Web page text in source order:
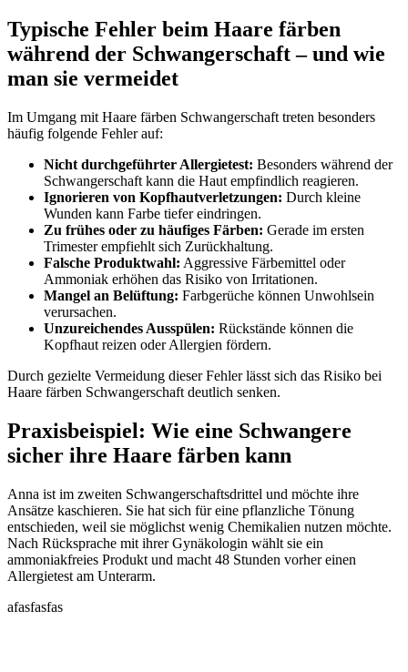
Typische Fehler beim Haare färben
während der Schwangerschaft – und wie
man sie vermeidet
Im Umgang mit Haare färben Schwangerschaft treten besonders
häufig folgende Fehler auf:
Nicht durchgeführter Allergietest: Besonders während der
Schwangerschaft kann die Haut empfindlich reagieren.
Ignorieren von Kopfhautverletzungen: Durch kleine
Wunden kann Farbe tiefer eindringen.
Zu frühes oder zu häufiges Färben: Gerade im ersten
Trimester empfiehlt sich Zurückhaltung.
Falsche Produktwahl: Aggressive Färbemittel oder
Ammoniak erhöhen das Risiko von Irritationen.
Mangel an Belüftung: Farbgerüche können Unwohlsein
verursachen.
Unzureichendes Ausspülen: Rückstände können die
Kopfhaut reizen oder Allergien fördern.
Durch gezielte Vermeidung dieser Fehler lässt sich das Risiko bei
Haare färben Schwangerschaft deutlich senken.
Praxisbeispiel: Wie eine Schwangere
sicher ihre Haare färben kann
Anna ist im zweiten Schwangerschaftsdrittel und möchte ihre
Ansätze kaschieren. Sie hat sich für eine pflanzliche Tönung
entschieden, weil sie möglichst wenig Chemikalien nutzen möchte.
Nach Rücksprache mit ihrer Gynäkologin wählt sie ein
ammoniakfreies Produkt und macht 48 Stunden vorher einen
Allergietest am Unterarm.
afasfasfas